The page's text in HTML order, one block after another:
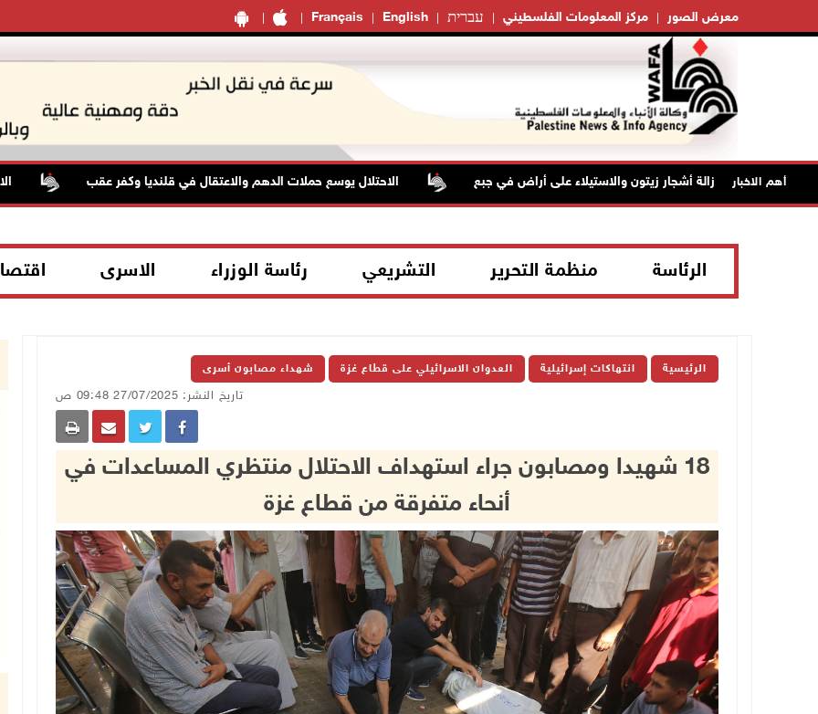
Français English עברית مركز المعلومات الفلسطيني معرض الصور
أهم الاخبار
يخطر بإزالة أشجار زيتون والاستيلاء على أراض في جبع الاحتلال يوسع حملات الدهم والاعتقال في قلنديا وكفر عقب الاحتلال يعتقل 4
الرئاسة منظمة التحرير التشريعي رئاسة الوزراء الاسرى
الرئيسية انتهاكات إسرائيلية العدوان الاسرائيلي على قطاع غزة شهداء مصابون أسرى
تاريخ النشر: 27/07/2025 09:48 ص
18 شهيدا ومصابون جراء استهداف الاحتلال منتظري المساعدات في
أنحاء متفرقة من قطاع غزة